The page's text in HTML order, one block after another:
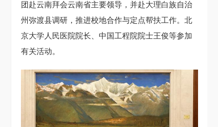
团赴云南拜会云南省主要领导，并赴大理白族自治
州弥渡县调研，推进校地合作与定点帮扶工作。北
京大学人民医院院长、中国工程院院士王俊等参加
有关活动。